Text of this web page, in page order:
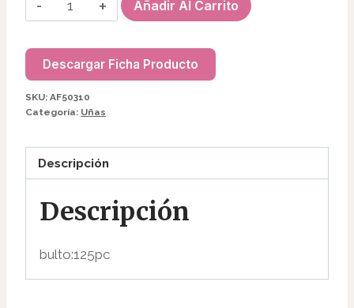
DE
P/UÑAS
AF50310
cantidad
Añadir Al Carrito
Descargar Ficha Producto
SKU: AF50310
Categoría: Uñas
Descripción
Descripción
bulto:125pc